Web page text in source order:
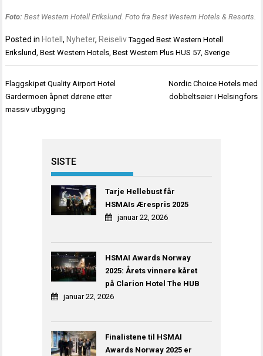
Foto: Best Western Hotell Erikslund. Foto fra Best Western Hotels & Resorts.
Posted in Hotell, Nyheter, Reiseliv TaggedBest Western Hotell
Erikslund,Best Western Hotels,Best Western Plus HUS 57,Sverige
Innleggsnavigasjon
Flaggskipet Quality Airport Hotel
Gardermoen åpnet dørene etter
massiv utbygging
Nordic Choice Hotels med
dobbeltseier i Helsingfors
SISTE
Tarje Hellebust får
HSMAIs Ærespris 2025
januar 22, 2026
HSMAI Awards Norway
2025: Årets vinnere kåret
på Clarion Hotel The HUB
januar 22, 2026
Finalistene til HSMAI
Awards Norway 2025 er